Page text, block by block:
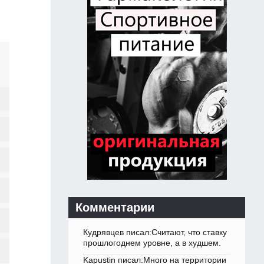
Комментарии
Кудрявцев писал:Считают, что ставку
прошлогоднем уровне, а в худшем.
Kapustin писал:Много на территории